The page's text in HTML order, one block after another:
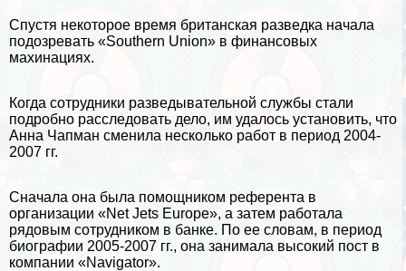
Спустя некоторое время британская разведка начала
подозревать «Southern Union» в финансовых
махинациях.
Когда сотрудники разведывательной службы стали
подробно расследовать дело, им удалось установить, что
Анна Чапман сменила несколько работ в период 2004-
2007 гг.
Сначала она была помощником референта в
организации «Net Jets Europe», а затем работала
рядовым сотрудником в банке. По ее словам, в период
биографии 2005-2007 гг., она занимала высокий пост в
компании «Navigator».